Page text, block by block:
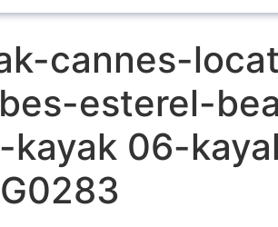
cannes-
esterel-
kayak 06-